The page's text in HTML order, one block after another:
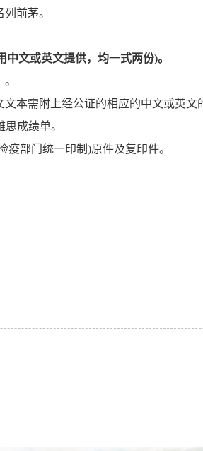
前茅。
中文或英文提供，均一式两份)。
本需附上经公证的相应的中文或英文
成绩单。
疫部门统一印制 )原件及复印件。